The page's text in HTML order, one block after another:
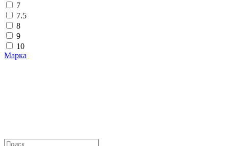
7
7.5
8
9
10
Марка